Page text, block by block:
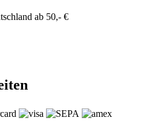
ab 50,- €